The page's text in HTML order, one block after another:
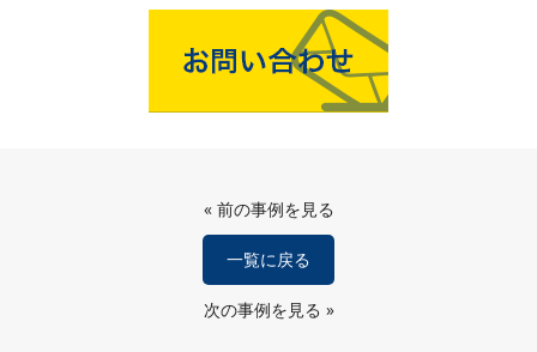
« 前の事例を見る
一覧に戻る
次の事例を見る »